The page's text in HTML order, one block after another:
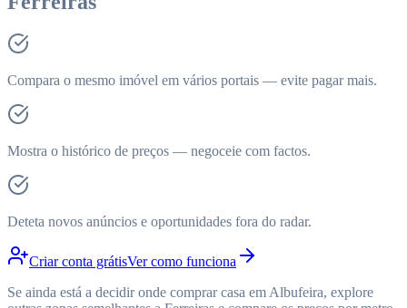
Compara o mesmo imóvel em vários portais — evite pagar mais.
Mostra o histórico de preços — negoceie com factos.
Deteta novos anúncios e oportunidades fora do radar.
Criar conta grátisVer como funciona
Se ainda está a decidir onde comprar casa em Albufeira, explore